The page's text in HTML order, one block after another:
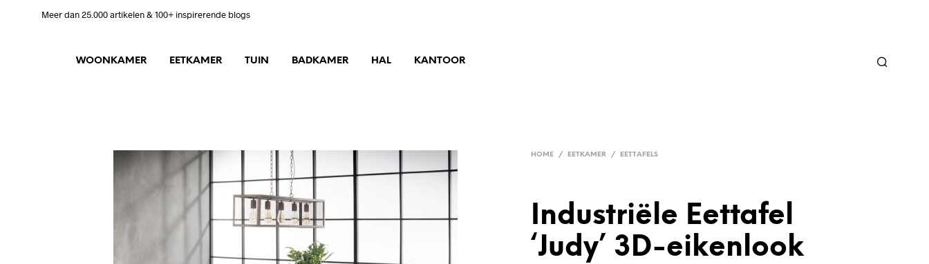
Meer dan 25.000 artikelen & 100+ inspirerende blogs
WOONKAMER EETKAMER TUIN BADKAMER HAL KANTOOR
HOME / EETKAMER / EETTAFELS
Industriële Eettafel
‘Judy’ 3D-eikenlook